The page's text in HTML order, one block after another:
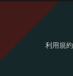
利用規約